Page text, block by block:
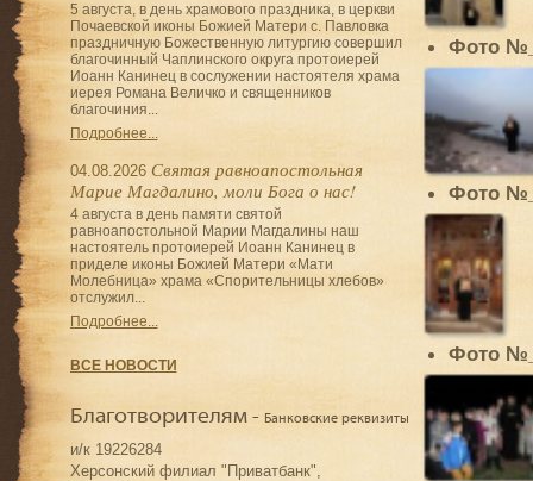
Фото
Фото
Фото
5 августа, в день храмового праздника, в церкви
Почаевской иконы Божией Матери с. Павловка
праздничную Божественную литургию совершил
благочинный Чаплинского округа протоиерей
Иоанн Канинец в сослужении настоятеля храма
иерея Романа Величко и священников
благочиния...
Подробнее...
04.08.2026 Святая равноапостольная
Марие Магдалино, моли Бога о нас!
4 августа в день памяти святой
равноапостольной Марии Магдалины наш
настоятель протоиерей Иоанн Канинец в
приделе иконы Божией Матери «Мати
Молебница» храма «Спорительницы хлебов»
отслужил...
Подробнее...
ВСЕ НОВОСТИ
Благотворителям - Банковские реквизиты
и/к 19226284
Херсонский филиал "Приватбанк",